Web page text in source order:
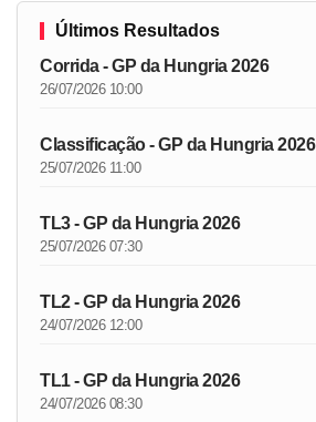
Últimos Resultados
Corrida - GP da Hungria 2026
26/07/2026 10:00
Classificação - GP da Hungria 2026
25/07/2026 11:00
TL3 - GP da Hungria 2026
25/07/2026 07:30
TL2 - GP da Hungria 2026
24/07/2026 12:00
TL1 - GP da Hungria 2026
24/07/2026 08:30